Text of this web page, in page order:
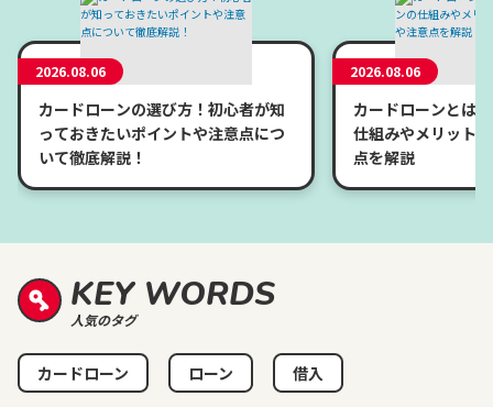
2026.08.06
カードローンの選び方！初心者が知
っておきたいポイントや注意点につ
いて徹底解説！
2026.08.06
カードローンとは
仕組みやメリット
点を解説
KEY WORDS
人気のタグ
カードローン ローン 借入